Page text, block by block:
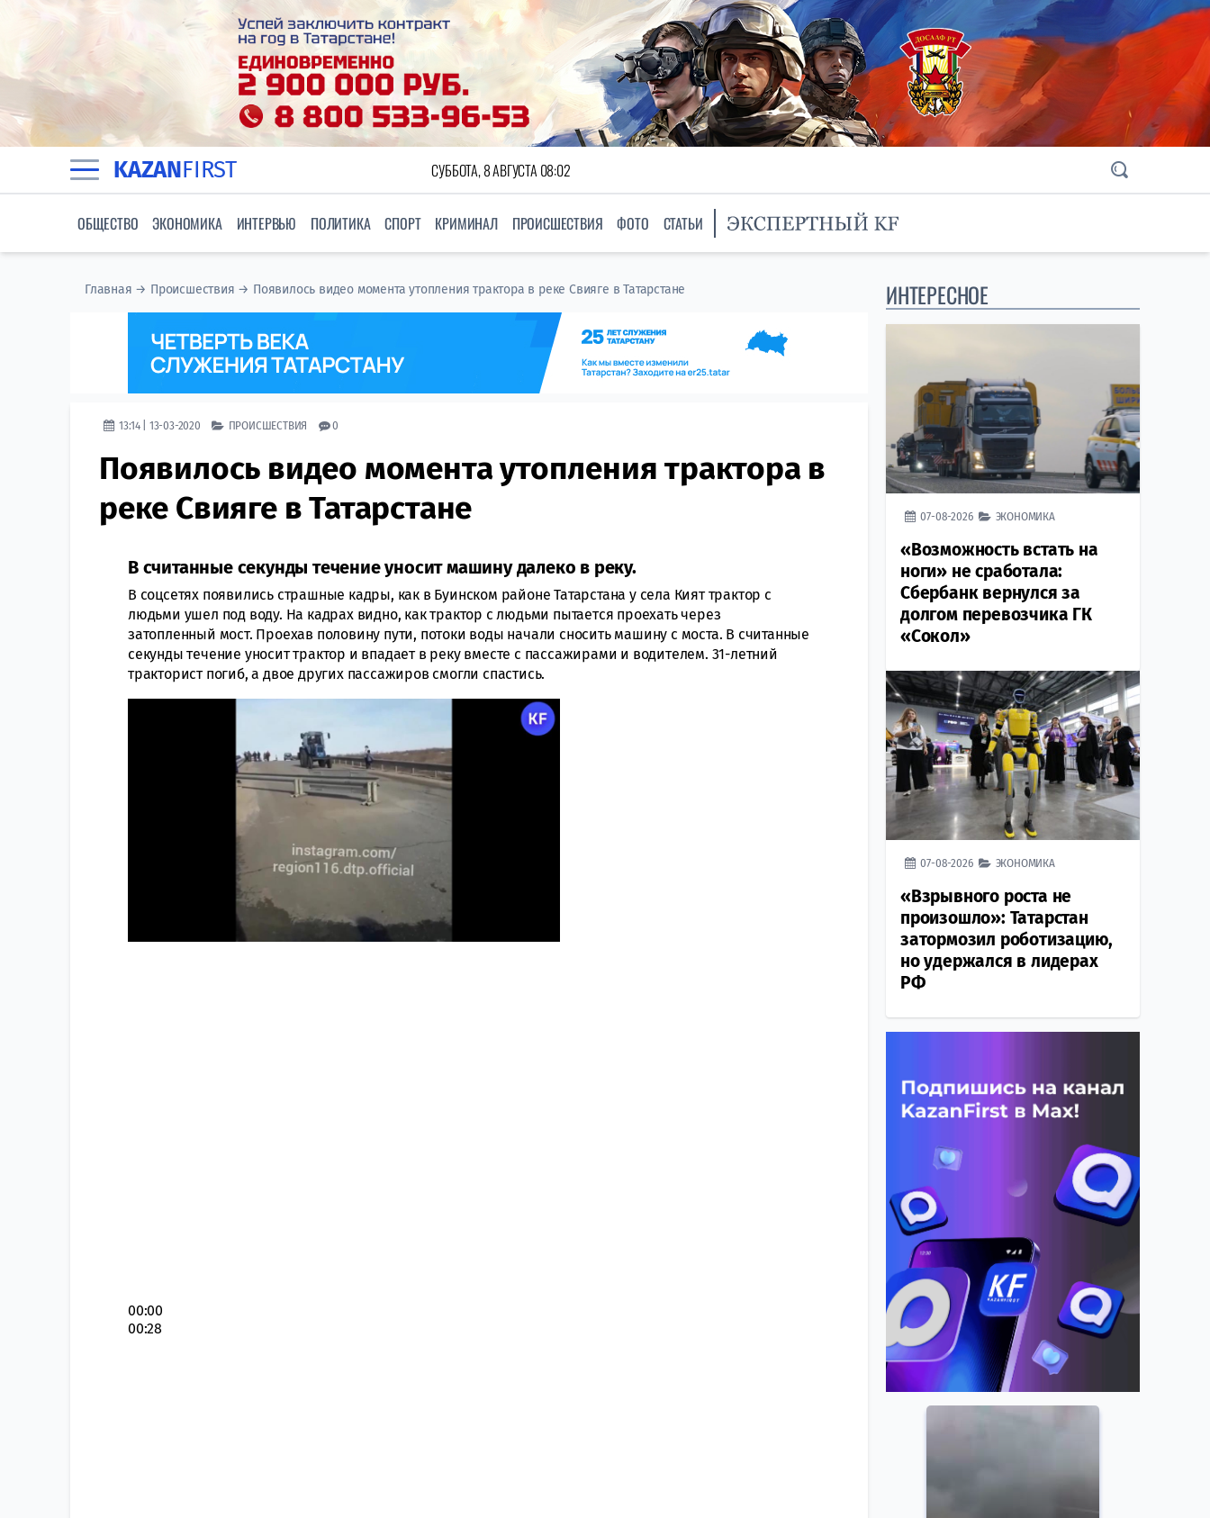
KAZANFIRST СУББОТА, 8 АВГУСТА 08:02
ОБЩЕСТВО ЭКОНОМИКА ИНТЕРВЬЮ ПОЛИТИКА СПОРТ КРИМИНАЛ ПРОИСШЕСТВИЯ ФОТО СТАТЬИ
Главная → Происшествия → Появилось видео момента утопления трактора в реке Свияге в Татарстане
13:14 | 13-03-2020 ПРОИСШЕСТВИЯ 0
Появилось видео момента утопления трактора в
реке Свияге в Татарстане
В считанные секунды течение уносит машину далеко в реку.
В соцсетях появились страшные кадры, как в Буинском районе Татарстана у села Кият трактор с
людьми ушел под воду. На кадрах видно, как трактор с людьми пытается проехать через
затопленный мост. Проехав половину пути, потоки воды начали сносить машину с моста. В считанные
секунды течение уносит трактор и впадает в реку вместе с пассажирами и водителем. 31-летний
тракторист погиб, а двое других пассажиров смогли спастись.
00:00
00:28
ИНТЕРЕСНОЕ
07-08-2026 ЭКОНОМИКА
«Возможность встать на
ноги» не сработала:
Сбербанк вернулся за
долгом перевозчика ГК
«Сокол»
07-08-2026 ЭКОНОМИКА
«Взрывного роста не
произошло»: Татарстан
затормозил роботизацию,
но удержался в лидерах
РФ